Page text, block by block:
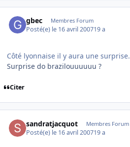
gbec Membres Forum
Posté(e) le 16 avril 200719 a
Côté lyonnaise il y aura une surprise.
Surprise do brazilouuuuuu ?
Citer
sandratjacquot Membres Forum
Posté(e) le 16 avril 200719 a